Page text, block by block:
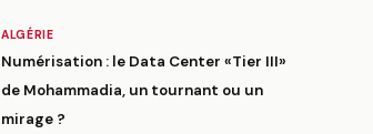
ALGÉRIE
Numérisation : le Data Center «Tier III»
de Mohammadia, un tournant ou un
mirage ?